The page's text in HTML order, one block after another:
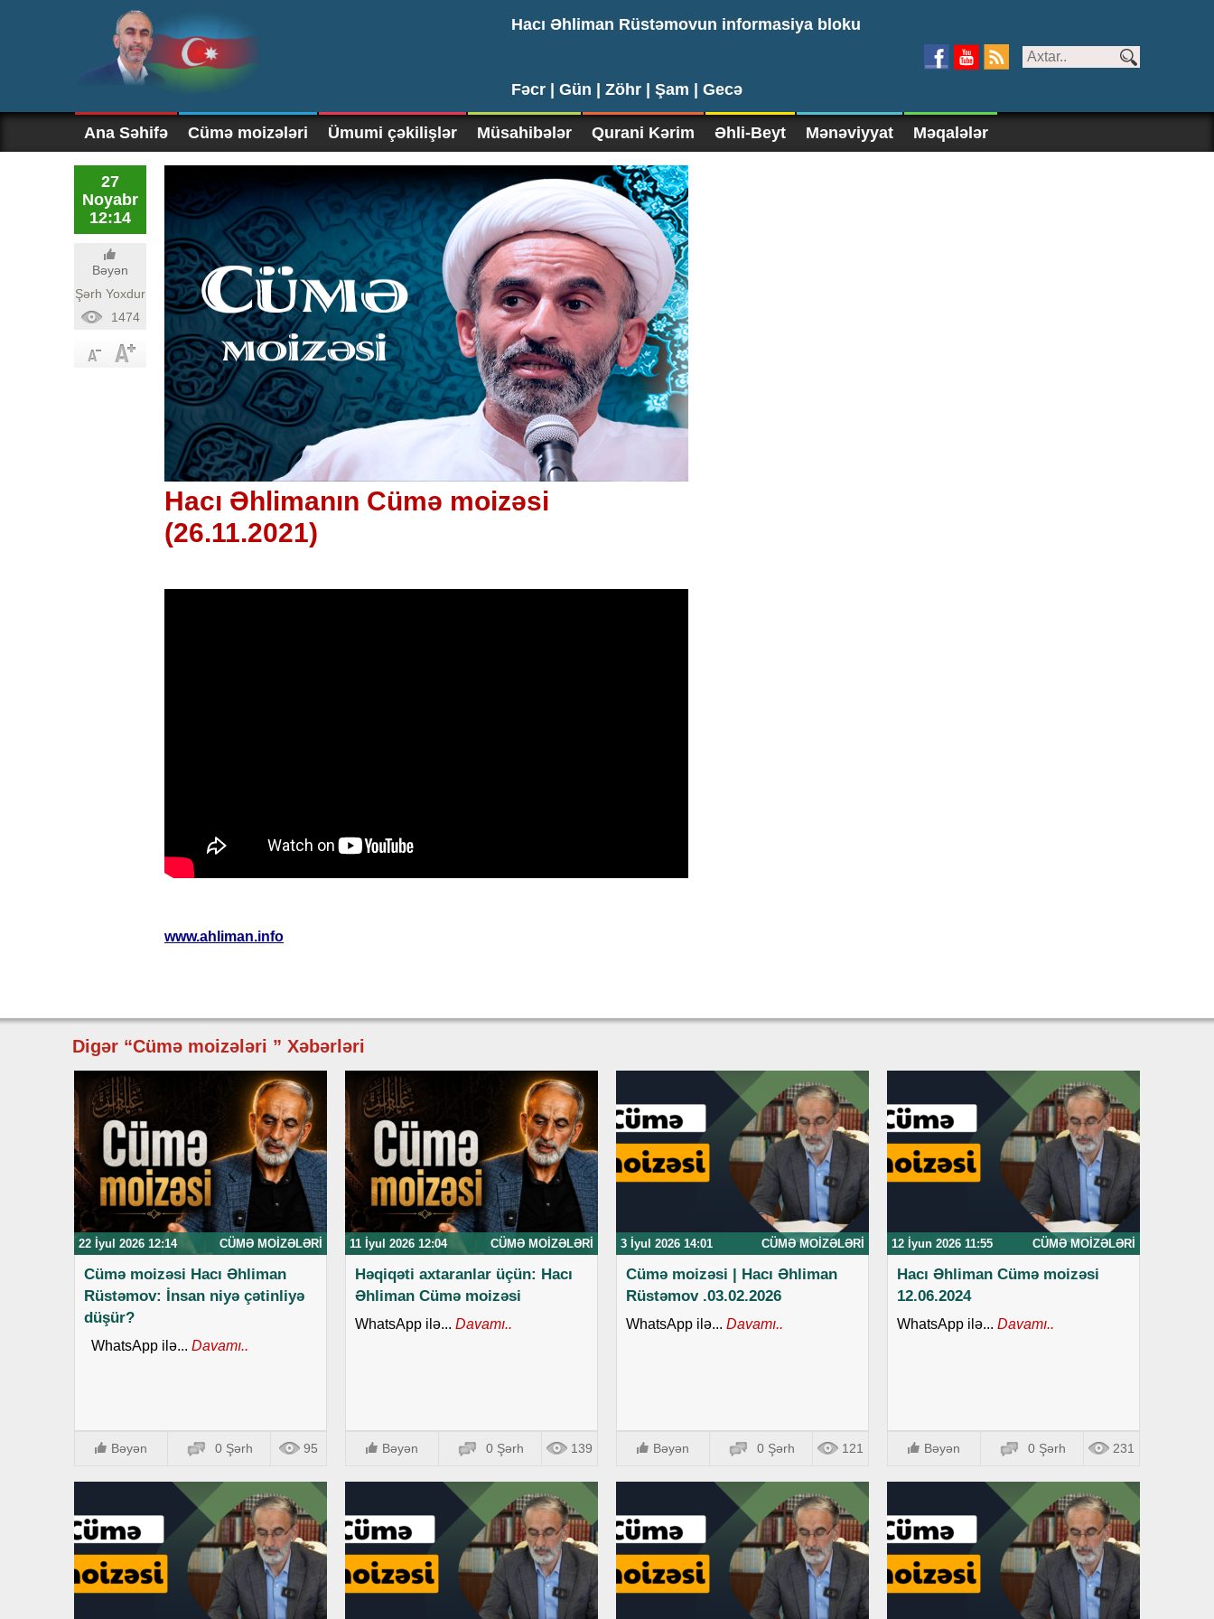
Hacı Əhliman Rüstəmovun informasiya bloku
Fəcr | Gün | Zöhr | Şam | Gecə
Ana Səhifə Cümə moizələri Ümumi çəkilişlər Müsahibələr Qurani Kərim Əhli-Beyt Mənəviyyat Məqalələr
27
Noyabr
12:14
Bəyən
Şərh Yoxdur
1474
Hacı Əhlimanın Cümə moizəsi
(26.11.2021)
www.ahliman.info
Digər “Cümə moizələri ” Xəbərləri
22 İyul 2026 12:14 CÜMƏ MOIZƏLƏRI
Cümə moizəsi Hacı Əhliman
Rüstəmov: İnsan niyə çətinliyə
düşür?
WhatsApp ilə... Davamı..
Bəyən 0 Şərh 95
11 İyul 2026 12:04 CÜMƏ MOIZƏLƏRI
Həqiqəti axtaranlar üçün: Hacı
Əhliman Cümə moizəsi
WhatsApp ilə... Davamı..
Bəyən 0 Şərh 139
3 İyul 2026 14:01 CÜMƏ MOIZƏLƏRI
Cümə moizəsi | Hacı Əhliman
Rüstəmov .03.02.2026
WhatsApp ilə... Davamı..
Bəyən 0 Şərh 121
12 İyun 2026 11:55 CÜMƏ MOIZƏLƏRI
Hacı Əhliman Cümə moizəsi
12.06.2024
WhatsApp ilə... Davamı..
Bəyən 0 Şərh 231